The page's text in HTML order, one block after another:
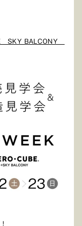
SKY BALCONY